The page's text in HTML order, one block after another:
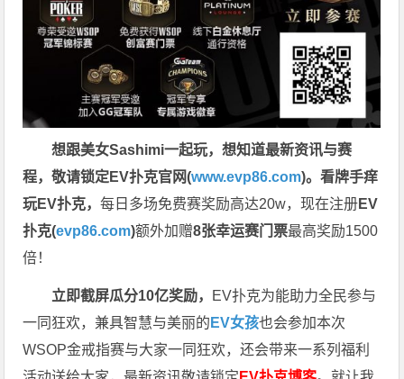
想跟美女Sashimi一起玩，想知道最新资讯与赛
程，敬请锁定EV扑克官网(www.evp86.com)。看牌手痒
玩EV扑克，每日多场免费赛奖励高达20w，现在注册EV
扑克(evp86.com)额外加赠8张幸运赛门票最高奖励1500
倍！
立即截屏瓜分10亿奖励， EV扑克为能助力全民参与
一同狂欢，兼具智慧与美丽的 EV女孩也会参加本次
WSOP金戒指赛与大家一同狂欢，还会带来一系列福利